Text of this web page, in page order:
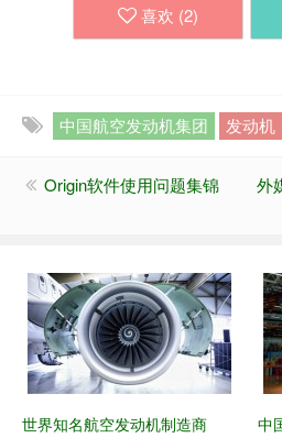
喜欢 (2)
中国航空发动机集团 发动机
Origin软件使用问题集锦
外
世界知名航空发动机制造商
中